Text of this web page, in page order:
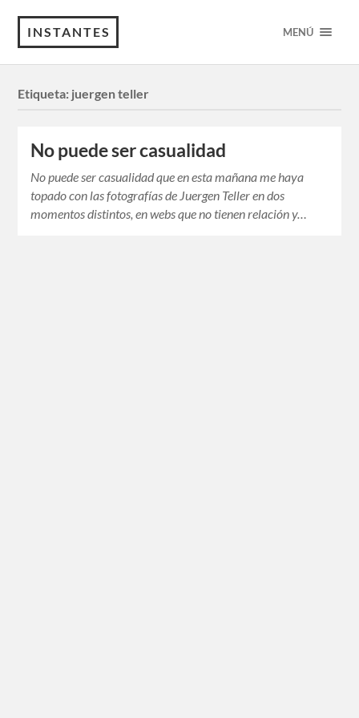
INSTANTES MENÚ
Etiqueta: juergen teller
No puede ser casualidad
No puede ser casualidad que en esta mañana me haya
topado con las fotografías de Juergen Teller en dos
momentos distintos, en webs que no tienen relación y…